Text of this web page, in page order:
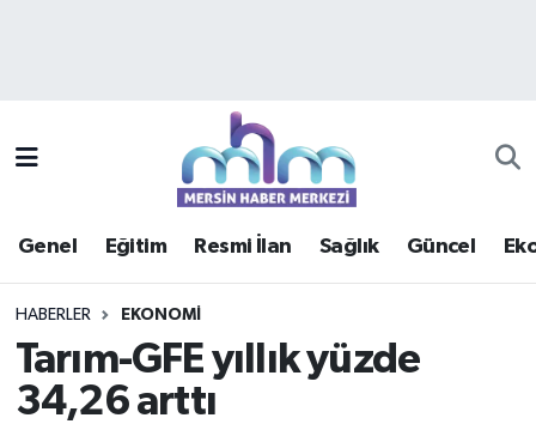
Genel Eğitim Resmi İlan Sağlık Güncel
HABERLER EKONOMI
Tarım-GFE yıllık yüzde
34,26 arttı
Güncel
Mersin Trafik Yoğunluk Haritası
Süper Lig Puan Durumu ve Fikstür
Haber Arşivi